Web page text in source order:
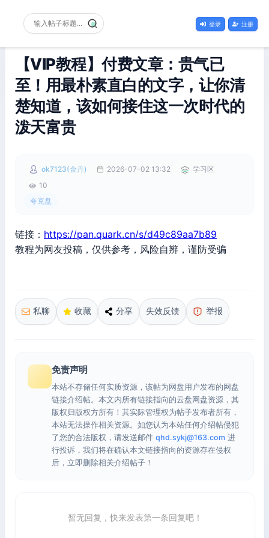
登录 注册
【VIP教程】付费文章：贵气已
至！用最朴素直白的文字，让你清
楚知道，该如何接住这一次时代的
泼天富贵
ok7123(金丹) 2026-07-02 13:32
学习区
10
夸克盘
链接： https://pan.quark.cn/s/d49c89aa7b89
教程为网友投稿，仅供参考，风险自辨，谨防受骗
私聊 收藏 分享 失效反馈 举报
免责声明
本站不存储任何实质资源，该帖为网盘用户发布的网盘
链接介绍帖。本文内所有链接指向的云盘网盘资源，其
版权归版权方所有！其实际管理权为帖子发布者所有，
本站无法操作相关资源。如您认为本站任何介绍帖侵犯
了您的合法版权，请发送邮件 qhd.sykj@163.com 进
行投诉，我们将在确认本文链接指向的资源存在侵权
后，立即删除相关介绍帖子！
暂无回复，快来发表第一条回复吧！